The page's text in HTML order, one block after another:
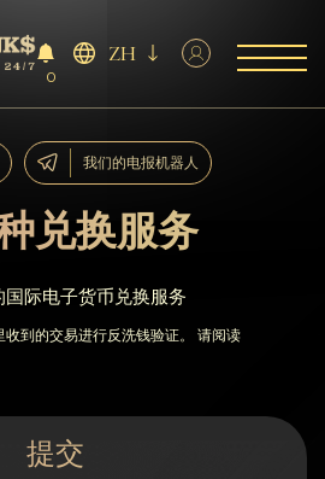
0
ZH
兑换服务
我们的电报机器人
际电子货币兑换服务
到的交易进行反洗钱验证。 请阅读
提交